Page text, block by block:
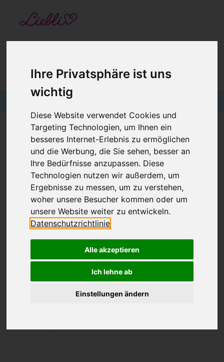
Ihre Privatsphäre ist uns
wichtig
Diese Website verwendet Cookies und
Targeting Technologien, um Ihnen ein
besseres Internet-Erlebnis zu ermöglichen
und die Werbung, die Sie sehen, besser an
Ihre Bedürfnisse anzupassen. Diese
Technologien nutzen wir außerdem, um
Ergebnisse zu messen, um zu verstehen,
woher unsere Besucher kommen oder um
unsere Website weiter zu entwickeln.
Datenschutzrichtlinie
Alle akzeptieren
Ich lehne ab
Einstellungen ändern
€0,00
STARTSEITE
BABYKLEIDUNG
KINDERMODE
BLOG
DREIECKSTUCH GLÜCKSPILZE AUF ROSA